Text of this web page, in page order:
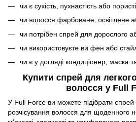
чи є сухість, пухнастість або
чи волосся фарбоване, освітлене
чи потрібен спрей для дорослого
чи використовуєте ви фен або
чи є у догляді кондиціонер, маска
Купити спрей для
волосся у Full
У Full Force ви можете підібрати спрей
розчісування волосся для щоденного